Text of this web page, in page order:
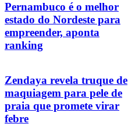
Pernambuco é o melhor
estado do Nordeste para
empreender, aponta
ranking
Zendaya revela truque de
maquiagem para pele de
praia que promete virar
febre